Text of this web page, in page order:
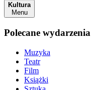
Kultura
Menu
Polecane wydarzenia
Muzyka
Teatr
Film
Książki